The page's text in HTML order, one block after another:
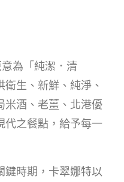
為「純潔．清
生、新鮮、純淨、
米酒、老薑、北港優
代之餐點，給予每一
鍵時期，卡翠娜特以